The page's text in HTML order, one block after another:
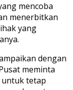
mencoba
menerbitkan
yang
dengan
meminta
tetap